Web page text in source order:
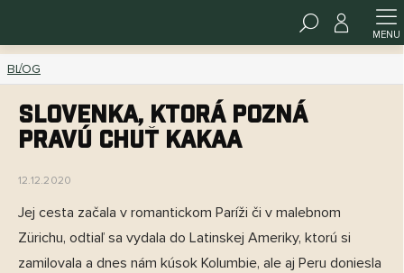
obsah
HĽADAŤ
BLOG
Slovenka, ktorá pozná
pravú chuť kakaa
12.12.2020
Jej cesta začala v romantickom Paríži či v malebnom
Zürichu, odtiaľ sa vydala do Latinskej Ameriky, ktorú si
zamilovala a dnes nám kúsok Kolumbie, ale aj Peru doniesla